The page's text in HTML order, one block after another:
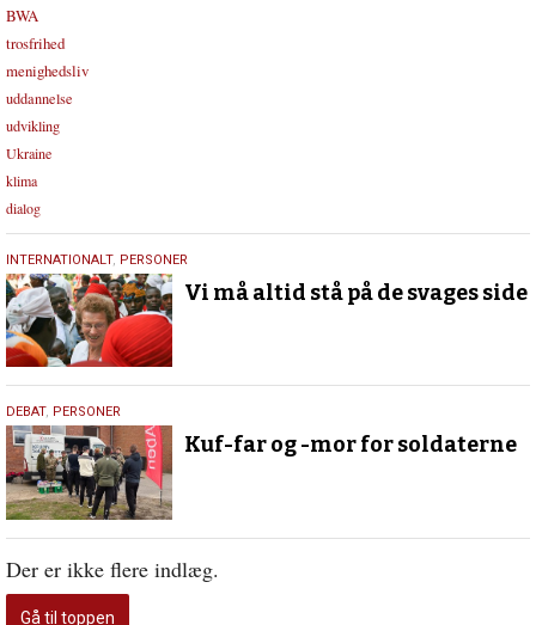
BWA
trosfrihed
menighedsliv
uddannelse
udvikling
Ukraine
klima
dialog
15.
februar
2023
INTERNATIONALT, PERSONER
Vi må altid stå på de svages side
13.
februar
2023
DEBAT, PERSONER
Kuf-far og -mor for soldaterne
Der er ikke flere indlæg.
Gå til toppen